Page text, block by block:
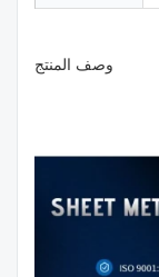
وصف المنتج